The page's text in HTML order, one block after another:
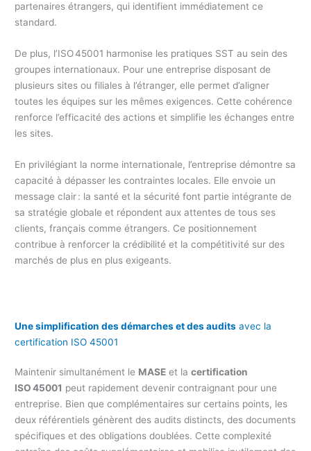
partenaires étrangers, qui identifient immédiatement ce
standard.
De plus, l’ISO 45001 harmonise les pratiques SST au sein des
groupes internationaux. Pour une entreprise disposant de
plusieurs sites ou filiales à l’étranger, elle permet d’aligner
toutes les équipes sur les mêmes exigences. Cette cohérence
renforce l’efficacité des actions et simplifie les échanges entre
les sites.
En privilégiant la norme internationale, l’entreprise démontre sa
capacité à dépasser les contraintes locales. Elle envoie un
message clair : la santé et la sécurité font partie intégrante de
sa stratégie globale et répondent aux attentes de tous ses
clients, français comme étrangers. Ce positionnement
contribue à renforcer la crédibilité et la compétitivité sur des
marchés de plus en plus exigeants.
Une simplification des démarches et des audits avec la
certification ISO 45001
Maintenir simultanément le MASE et lacertification
ISO 45001 peut rapidement devenir contraignant pour une
entreprise. Bien que complémentaires sur certains points, les
deux référentiels génèrent des audits distincts, des documents
spécifiques et des obligations doublées. Cette complexité